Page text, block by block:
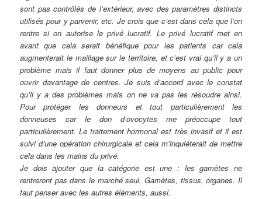
sont pas contrôlés de l’extérieur, avec des paramètres distincts
utilisés pour y parvenir, etc. Je crois que c’est dans cela que l’on
rentre si on autorise le privé lucratif. Le privé lucratif met en
avant que cela serait bénéfique pour les patients car cela
augmenterait le maillage sur le territoire, et c’est vrai qu’il y a un
problème mais il faut donner plus de moyens au public pour
ouvrir davantage de centres. Je suis d’accord avec le constat
qu’il y a des problèmes mais on ne va pas les résoudre ainsi.
Pour protéger les donneurs et tout particulièrement les
donneuses car le don d’ovocytes me préoccupe tout
particulièrement. Le traitement hormonal est très invasif et il est
suivi d’une opération chirurgicale et cela m’inquiéterait de mettre
cela dans les mains du privé.
Je dois ajouter que la catégorie est une : les gamètes ne
rentreront pas dans le marché seul. Gamètes, tissus, organes. Il
faut penser avec les autres éléments, aussi.